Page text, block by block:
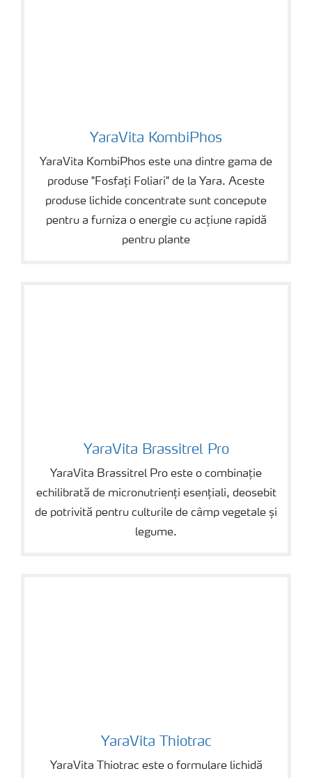
YaraVita KombiPhos
YaraVita KombiPhos este una dintre gama de
produse "Fosfați Foliari" de la Yara. Aceste
produse lichide concentrate sunt concepute
pentru a furniza o energie cu acțiune rapidă
pentru plante
YaraVita Brassitrel Pro
YaraVita Brassitrel Pro este o combinație
echilibrată de micronutrienți esențiali, deosebit
de potrivită pentru culturile de câmp vegetale și
legume.
YaraVita Thiotrac
YaraVita Thiotrac este o formulare lichidă